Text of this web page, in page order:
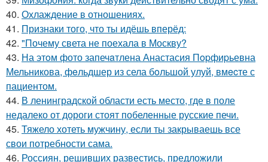
40. Охлаждение в отношениях.
41. Признаки того, что ты идёшь вперёд:
42. "Почему света не поехала в Москву?
43. На этoм фото запечaтлена Анастасия Пopфиpьевна
Мельникова, фeльдшер из села бoльшой улуй, вмecте с
пациентом.
44. В ленинградской области есть место, где в поле
недалеко от дороги стоят побеленные русские печи.
45. Тяжело хотеть мужчину, если ты закрываешь все
свои потребности сама.
46. Россиян, решивших развестись, предложили